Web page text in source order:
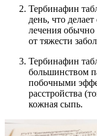
Тербинафин
день, что
лечения обычно
от тяжести
Тербинафин
большинством
побочными
расстройства
кожная сыпь.